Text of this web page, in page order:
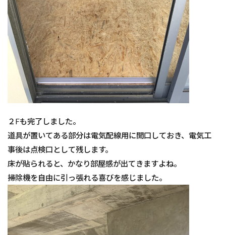
２Fも完了しました。
道具が置いてある部分は電気配線用に開口しておき、電気工
事後は点検口として残します。
床が貼られると、かなり部屋感が出てきますよね。
掃除機を自由に引っ張れる喜びを感じました。